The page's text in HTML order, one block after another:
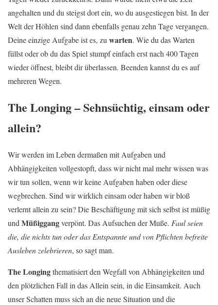
angehalten und du steigst dort ein, wo du ausgestiegen bist. In der
Welt der Höhlen sind dann ebenfalls genau zehn Tage vergangen.
Deine einzige Aufgabe ist es, zu warten. Wie du das Warten
füllst oder ob du das Spiel stumpf einfach erst nach 400 Tagen
wieder öffnest, bleibt dir überlassen. Beenden kannst du es auf
mehreren Wegen.
The Longing – Sehnsüchtig, einsam oder
allein?
Wir werden im Leben dermaßen mit Aufgaben und
Abhängigkeiten vollgestopft, dass wir nicht mal mehr wissen was
wir tun sollen, wenn wir keine Aufgaben haben oder diese
wegbrechen. Sind wir wirklich einsam oder haben wir bloß
verlernt allein zu sein? Die Beschäftigung mit sich selbst ist müßig
undMüßiggangverpönt. Das Aufsuchen der Muße. Faul seien
die, die nichts tun oder das Entspannte und von Pflichten befreite
Ausleben zelebrieren, so sagt man.
The Longingthematisiert den Wegfall von Abhängigkeiten und
den plötzlichen Fall in das Allein sein, in die Einsamkeit. Auch
unser Schatten muss sich an die neue Situation und die